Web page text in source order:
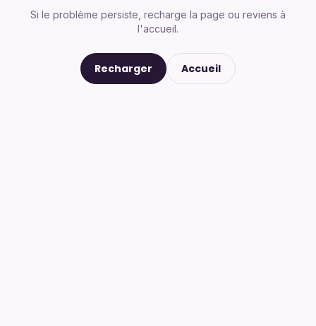
Si le problème persiste, recharge la page ou reviens à
l'accueil.
Recharger Accueil